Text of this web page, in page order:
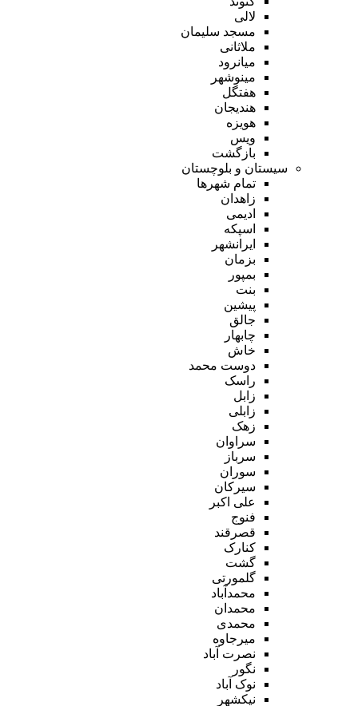
لالی
مسجد سلیمان
ملاثانی
میانرود
مینوشهر
هفتگل
هندیجان
هویزه
ویس
بازگشت
سیستان و بلوچستان
تمام شهر‌ها
زاهدان
ادیمی
اسپکه
ایرانشهر
بزمان
بمپور
بنت
پیشین
جالق
چابهار
خاش
دوست محمد
راسک
زابل
زابلی
زهک
سراوان
سرباز
سوران
سیرکان
علی اکبر
فنوج
قصرقند
کنارک
گشت
گلمورتی
محمدآباد
محمدان
محمدی
میرجاوه
نصرت آباد
نگور
نوک آباد
نیکشهر